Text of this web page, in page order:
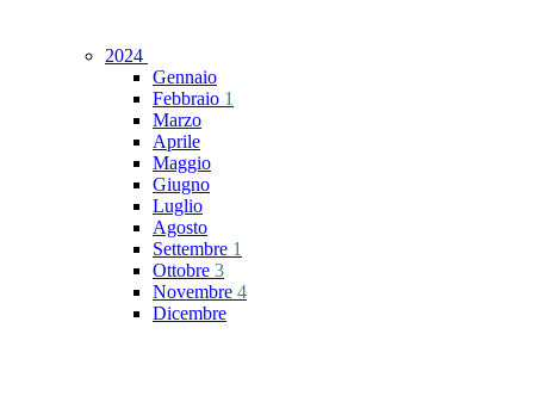
2024
Gennaio
Febbraio 1
Marzo
Aprile
Maggio
Giugno
Luglio
Agosto
Settembre 1
Ottobre 3
Novembre 4
Dicembre